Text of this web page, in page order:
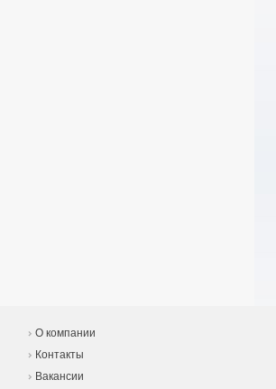
О компании
Контакты
Вакансии